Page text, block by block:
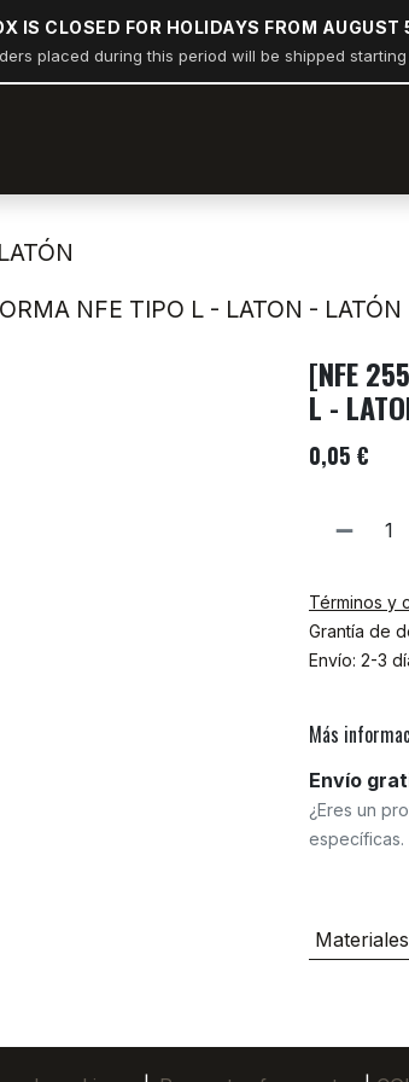
IS CLOSED FOR HOLIDAYS FROM
placed during this period will be shipped starting
LATÓN
NFE TIPO L - LATON -
[NFE
L -
0,05 €
Términos y
Grantía de
Envío: 2-3
Más
Envío
¿Eres un
específicas.
Materiales